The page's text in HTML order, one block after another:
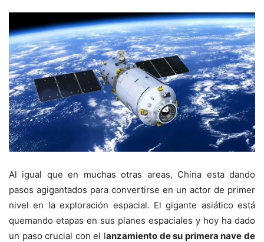
Al igual que en muchas otras areas, China esta dando
pasos agigantados para convertirse en un actor de primer
nivel en la exploración espacial. El gigante asiático está
quemando etapas en sus planes espaciales y hoy ha dado
un paso crucial con el lanzamiento de su primera nave de